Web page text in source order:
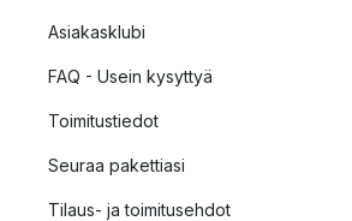
Asiakasklubi
FAQ - Usein kysyttyä
Toimitustiedot
Seuraa pakettiasi
Tilaus- ja toimitusehdot